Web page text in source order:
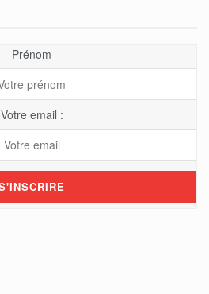
Prénom
Votre email :